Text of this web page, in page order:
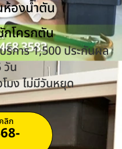
องน้ำตัน
กโครกตัน
ริการ 1,500 ประกันผล
วัน
มง ไม่มีวันหยุด
ลิก